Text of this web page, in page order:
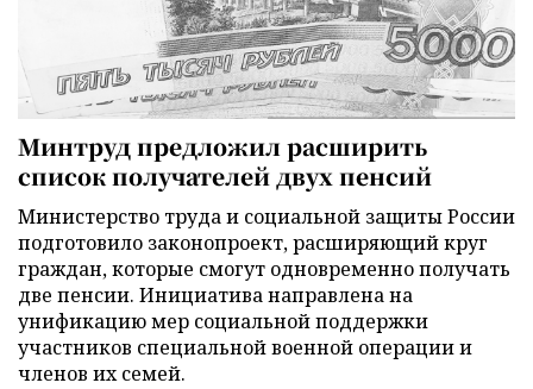
Минтруд предложил расширить
список получателей двух пенсий
Министерство труда и социальной защиты России
подготовило законопроект, расширяющий круг
граждан, которые смогут одновременно получать
две пенсии. Инициатива направлена на
унификацию мер социальной поддержки
участников специальной военной операции и
членов их семей.